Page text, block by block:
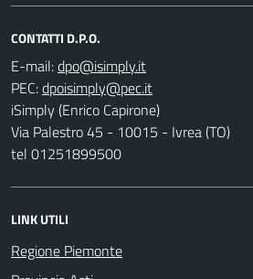
CONTATTI D.P.O.
E-mail:
PEC:
iSimply (Enrico Capirone)
Via Palestro 45 - 10015 - Ivrea (TO)
tel 01251899500
LINK UTILI
Regione Piemonte